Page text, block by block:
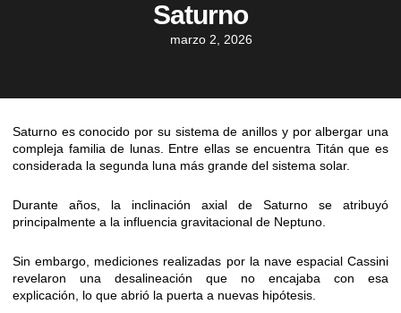
Saturno
marzo 2, 2026
Saturno es conocido por su sistema de anillos y por albergar una
compleja familia de lunas. Entre ellas se encuentra Titán que es
considerada la segunda luna más grande del sistema solar.
Durante años, la inclinación axial de Saturno se atribuyó
principalmente a la influencia gravitacional de Neptuno.
Sin embargo, mediciones realizadas por la nave espacial Cassini
revelaron una desalineación que no encajaba con esa
explicación, lo que abrió la puerta a nuevas hipótesis.